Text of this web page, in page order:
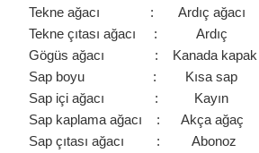
Tekne ağacı : Ardıç ağacı
Tekne çıtası ağacı : Ardıç
Gögüs ağacı : Kanada kapak
Sap boyu : Kısa sap
Sap içi ağacı : Kayın
Sap kaplama ağacı : Akça ağaç
Sap çıtası ağacı : Abonoz